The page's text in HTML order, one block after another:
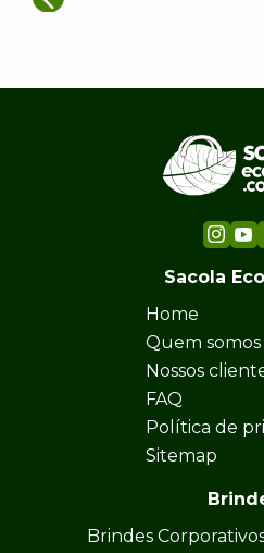
Sacola
Home
Quem somos
Nossos
FAQ
Política de
Sitemap
Brindes